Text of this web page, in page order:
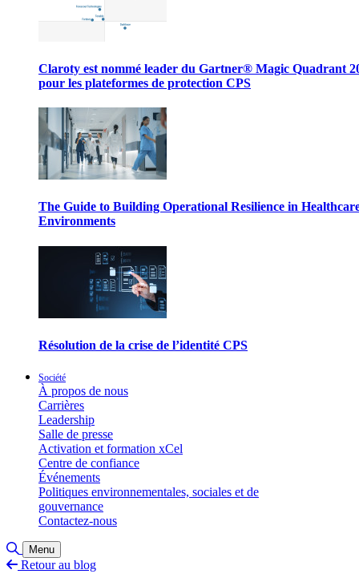
Claroty est nommé leader du Gartner® Magic Quadrant
pour les plateformes de protection CPS
The Guide to Building Operational Resilience in
Environments
Résolution de la crise de l’identité CPS
Société
À propos de nous
Carrières
Leadership
Salle de presse
Activation et formation xCel
Centre de confiance
Événements
Politiques environnementales, sociales et de
gouvernance
Contactez-nous
Basculer la recherche
Menu
Retour au blog